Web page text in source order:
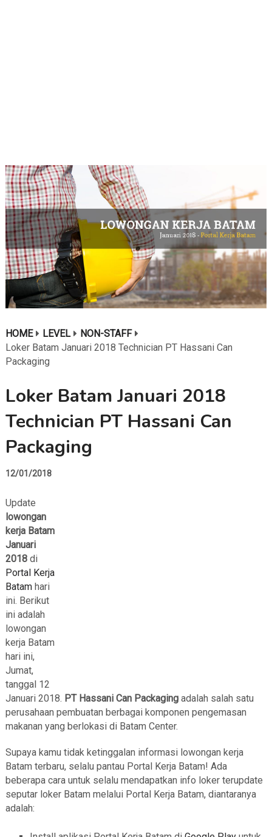
HOME LEVEL
NON-STAFF
Loker Batam Januari 2018 Technician PT Hassani Can
Packaging
Loker Batam Januari 2018
Technician PT Hassani Can
Packaging
12/01/2018
Update
lowongan
kerja Batam
Januari
2018di
Portal Kerja
Batamhari
ini. Berikut
ini adalah
lowongan
kerja Batam
hari ini,
Jumat,
tanggal 12
Januari 2018. PT Hassani Can Packagingadalah salah satu
perusahaan pembuatan berbagai komponen pengemasan
makanan yang berlokasi di Batam Center.
Supaya kamu tidak ketinggalan informasi lowongan kerja
Batam terbaru, selalu pantau Portal Kerja Batam! Ada
beberapa cara untuk selalu mendapatkan info loker terupdate
seputar loker Batam melalui Portal Kerja Batam, diantaranya
adalah: